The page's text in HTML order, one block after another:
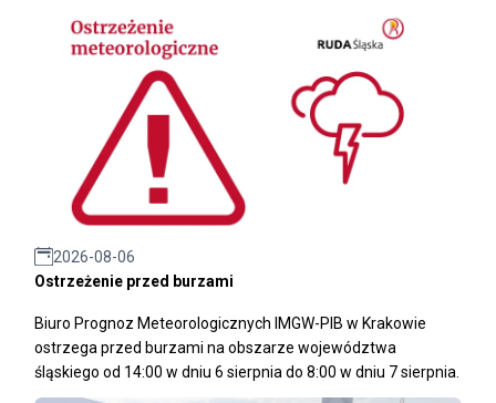
2026-08-06
Ostrzeżenie przed burzami
Biuro Prognoz Meteorologicznych IMGW-PIB w Krakowie
ostrzega przed burzami na obszarze województwa
śląskiego od 14:00 w dniu 6 sierpnia do 8:00 w dniu 7 sierpnia.